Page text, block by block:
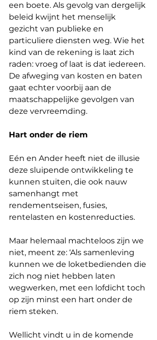
een boete. Als gevolg van dergelijk
beleid kwijnt het menselijk
gezicht van publieke en
particuliere diensten weg. Wie het
kind van de rekening is laat zich
raden: vroeg of laat is dat iedereen.
De afweging van kosten en baten
gaat echter voorbij aan de
maatschappelijke gevolgen van
deze vervreemding.
Hart onder de riem
Eén en Ander heeft niet de illusie
deze sluipende ontwikkeling te
kunnen stuiten, die ook nauw
samenhangt met
rendementseisen, fusies,
rentelasten en kostenreducties.
Maar helemaal machteloos zijn we
niet, meent ze: ‘Als samenleving
kunnen we de loketbedienden die
zich nog niet hebben laten
wegwerken, met een lofdicht toch
op zijn minst een hart onder de
riem steken.
Wellicht vindt u in de komende